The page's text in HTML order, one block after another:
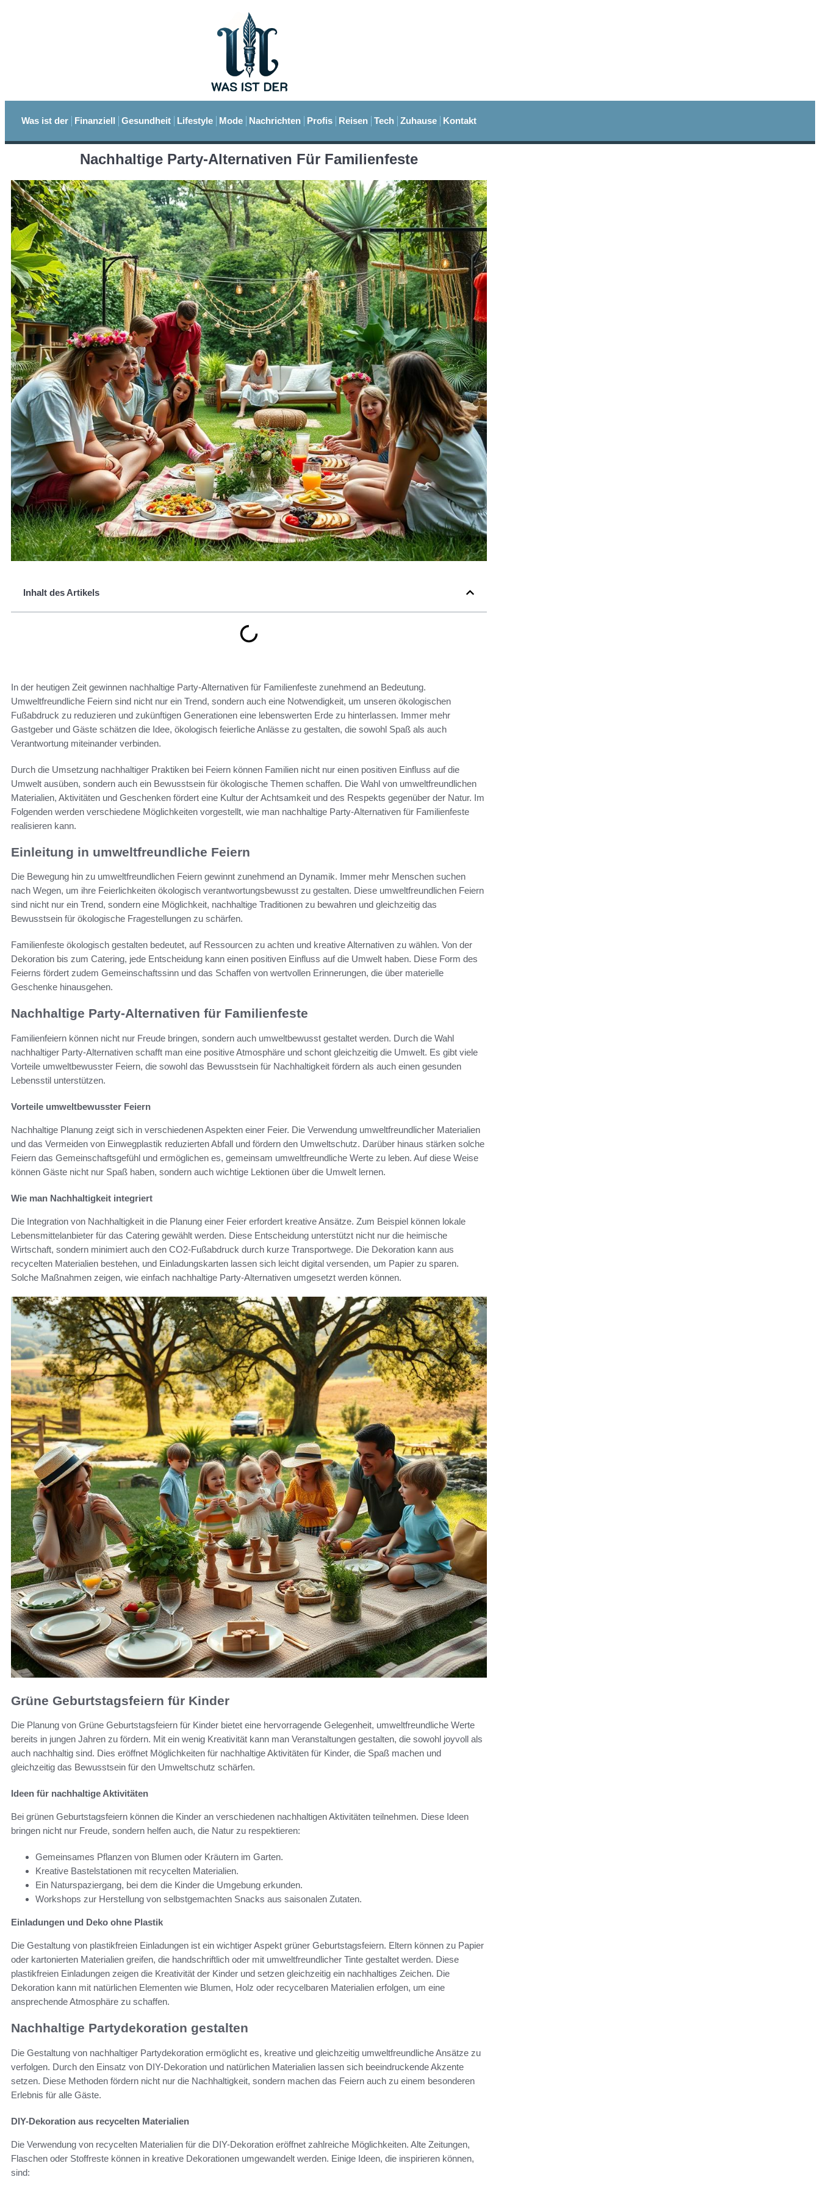
Was ist der Finanziell Gesundheit Lifestyle Mode Nachrichten Profis Reisen Tech Zuhause Kontakt
Nachhaltige Party-Alternativen Für Familienfeste
Inhalt des Artikels
In der heutigen Zeit gewinnen nachhaltige Party-Alternativen für Familienfeste zunehmend an Bedeutung.
Umweltfreundliche Feiern sind nicht nur ein Trend, sondern auch eine Notwendigkeit, um unseren ökologischen
Fußabdruck zu reduzieren und zukünftigen Generationen eine lebenswerten Erde zu hinterlassen. Immer mehr
Gastgeber und Gäste schätzen die Idee, ökologisch feierliche Anlässe zu gestalten, die sowohl Spaß als auch
Verantwortung miteinander verbinden.
Durch die Umsetzung nachhaltiger Praktiken bei Feiern können Familien nicht nur einen positiven Einfluss auf die
Umwelt ausüben, sondern auch ein Bewusstsein für ökologische Themen schaffen. Die Wahl von umweltfreundlichen
Materialien, Aktivitäten und Geschenken fördert eine Kultur der Achtsamkeit und des Respekts gegenüber der Natur. Im
Folgenden werden verschiedene Möglichkeiten vorgestellt, wie man nachhaltige Party-Alternativen für Familienfeste
realisieren kann.
Einleitung in umweltfreundliche Feiern
Die Bewegung hin zu umweltfreundlichen Feiern gewinnt zunehmend an Dynamik. Immer mehr Menschen suchen
nach Wegen, um ihre Feierlichkeiten ökologisch verantwortungsbewusst zu gestalten. Diese umweltfreundlichen Feiern
sind nicht nur ein Trend, sondern eine Möglichkeit, nachhaltige Traditionen zu bewahren und gleichzeitig das
Bewusstsein für ökologische Fragestellungen zu schärfen.
Familienfeste ökologisch gestalten bedeutet, auf Ressourcen zu achten und kreative Alternativen zu wählen. Von der
Dekoration bis zum Catering, jede Entscheidung kann einen positiven Einfluss auf die Umwelt haben. Diese Form des
Feierns fördert zudem Gemeinschaftssinn und das Schaffen von wertvollen Erinnerungen, die über materielle
Geschenke hinausgehen.
Nachhaltige Party-Alternativen für Familienfeste
Familienfeiern können nicht nur Freude bringen, sondern auch umweltbewusst gestaltet werden. Durch die Wahl
nachhaltiger Party-Alternativen schafft man eine positive Atmosphäre und schont gleichzeitig die Umwelt. Es gibt viele
Vorteile umweltbewusster Feiern, die sowohl das Bewusstsein für Nachhaltigkeit fördern als auch einen gesunden
Lebensstil unterstützen.
Vorteile umweltbewusster Feiern
Nachhaltige Planung zeigt sich in verschiedenen Aspekten einer Feier. Die Verwendung umweltfreundlicher Materialien
und das Vermeiden von Einwegplastik reduzierten Abfall und fördern den Umweltschutz. Darüber hinaus stärken solche
Feiern das Gemeinschaftsgefühl und ermöglichen es, gemeinsam umweltfreundliche Werte zu leben. Auf diese Weise
können Gäste nicht nur Spaß haben, sondern auch wichtige Lektionen über die Umwelt lernen.
Wie man Nachhaltigkeit integriert
Die Integration von Nachhaltigkeit in die Planung einer Feier erfordert kreative Ansätze. Zum Beispiel können lokale
Lebensmittelanbieter für das Catering gewählt werden. Diese Entscheidung unterstützt nicht nur die heimische
Wirtschaft, sondern minimiert auch den CO2-Fußabdruck durch kurze Transportwege. Die Dekoration kann aus
recycelten Materialien bestehen, und Einladungskarten lassen sich leicht digital versenden, um Papier zu sparen.
Solche Maßnahmen zeigen, wie einfach nachhaltige Party-Alternativen umgesetzt werden können.
Grüne Geburtstagsfeiern für Kinder
Die Planung von Grüne Geburtstagsfeiern für Kinder bietet eine hervorragende Gelegenheit, umweltfreundliche Werte
bereits in jungen Jahren zu fördern. Mit ein wenig Kreativität kann man Veranstaltungen gestalten, die sowohl joyvoll als
auch nachhaltig sind. Dies eröffnet Möglichkeiten für nachhaltige Aktivitäten für Kinder, die Spaß machen und
gleichzeitig das Bewusstsein für den Umweltschutz schärfen.
Ideen für nachhaltige Aktivitäten
Bei grünen Geburtstagsfeiern können die Kinder an verschiedenen nachhaltigen Aktivitäten teilnehmen. Diese Ideen
bringen nicht nur Freude, sondern helfen auch, die Natur zu respektieren:
Gemeinsames Pflanzen von Blumen oder Kräutern im Garten.
Kreative Bastelstationen mit recycelten Materialien.
Ein Naturspaziergang, bei dem die Kinder die Umgebung erkunden.
Workshops zur Herstellung von selbstgemachten Snacks aus saisonalen Zutaten.
Einladungen und Deko ohne Plastik
Die Gestaltung von plastikfreien Einladungen ist ein wichtiger Aspekt grüner Geburtstagsfeiern. Eltern können zu Papier
oder kartonierten Materialien greifen, die handschriftlich oder mit umweltfreundlicher Tinte gestaltet werden. Diese
plastikfreien Einladungen zeigen die Kreativität der Kinder und setzen gleichzeitig ein nachhaltiges Zeichen. Die
Dekoration kann mit natürlichen Elementen wie Blumen, Holz oder recycelbaren Materialien erfolgen, um eine
ansprechende Atmosphäre zu schaffen.
Nachhaltige Partydekoration gestalten
Die Gestaltung von nachhaltiger Partydekoration ermöglicht es, kreative und gleichzeitig umweltfreundliche Ansätze zu
verfolgen. Durch den Einsatz von DIY-Dekoration und natürlichen Materialien lassen sich beeindruckende Akzente
setzen. Diese Methoden fördern nicht nur die Nachhaltigkeit, sondern machen das Feiern auch zu einem besonderen
Erlebnis für alle Gäste.
DIY-Dekoration aus recycelten Materialien
Die Verwendung von recycelten Materialien für die DIY-Dekoration eröffnet zahlreiche Möglichkeiten. Alte Zeitungen,
Flaschen oder Stoffreste können in kreative Dekorationen umgewandelt werden. Einige Ideen, die inspirieren können,
sind: